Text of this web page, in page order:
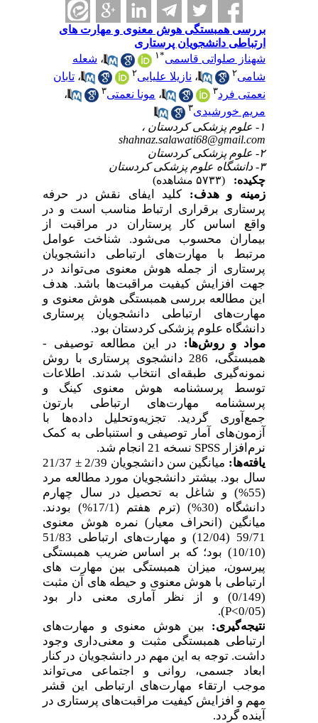
بررسی همبستگی هوش معنوی و مهارت های
ارتباطی دانشجویان پرستاری
شهناز صلواتی قاسمی
۱ ،شعله
شامی
،نازیلا علیایی ،تابان
نعمتی فرد
،مونا نعمتی
،
مریم خورشیدی
shahnaz.salawati68@gmail.com
چکیده:
زمینه و هدف:کلید ایفای نقش در حرفه
پرستاری برقراری ارتباط مناسب است و در
واقع اساس کار پرستاران در مراقبت از
بیماران محسوب می‌شود. شناخت عوامل
مرتبط با مهارت‌های ارتباطی دانشجویان
پرستاری از جمله هوش معنوی می‌تواند در
جهت افزایش کیفیت مراقبت‌ها باشد. هدف
این مطالعه بررسی همبستگی هوش معنوی و
مهارت‌های ارتباطی دانشجویان پرستاری
دانشگاه علوم پزشکی کردستان بود.
مواد و روش‌ها:در این مطالعه توصیفی -
همبستگی، 286 دانشجوی پرستاری با روش
نمونه‌گیری طبقه‌ای انتخاب شدند. اطلاعات
توسط پرسشنامه هوش معنوی کینگ و
پرسشنامه مهارت‌های ارتباطی بارتون
جمع‌آوری گردید. تجزیه‌وتحلیل داده‌ها با
آزمون‌های آمار توصیفی و استنباطی به کمک
نرم‌افزارSPSSنسخه 21 انجام شد.
یافته‌ها:میانگین سن دانشجویان 2/39 ±
21/37
سال بود. بیشتر دانشجویان مورد مطالعه مرد
(55%) و شاغل به تحصیل در سال چهارم
دانشگاه (30%) (ترم هفتم (17/1%) بودند.
میانگین (انحراف معیار) نمره هوش معنوی
59/71 (12/04) و مهارت‌های ارتباطی 51/83
(10/10) بود؛ که بر اساس ضریب همبستگی
پیرسون، میزان همبستگی بین مهارت‏ های
ارتباطی با هوش معنوی و حیطه ‏های آن مثبت
(0/149) و از نظر آماری معنی‏ دار بود
P<
).
نتیجه‌گیری:بین هوش معنوی و مهارت‌های
ارتباطی همبستگی مثبت و معنی‌داری وجود
داشت. توجه به این مهم در دانشجویان در کنار
ابعاد جسمی، روانی و اجتماعی می‌تواند
موجب ارتقاء مهارت‌های ارتباطی این قشر
مهم و افزایش کیفیت مراقبت‌های پرستاری در
آینده گردد.